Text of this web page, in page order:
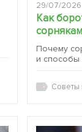
29/07/2026
Как
Почему
и
Советы